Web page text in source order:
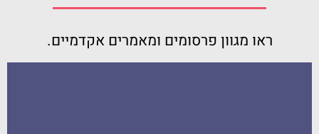
ראו מגוון פרסומים ומאמרים אקדמיים.